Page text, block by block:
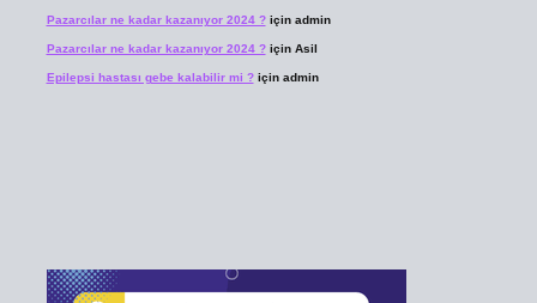
Pazarcılar ne kadar kazanıyor 2024 ?için admin
Pazarcılar ne kadar kazanıyor 2024 ?için Asil
Epilepsi hastası gebe kalabilir mi ?için admin